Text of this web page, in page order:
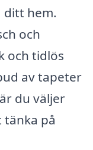
hem.
och
och tidlös
av tapeter
du väljer
på